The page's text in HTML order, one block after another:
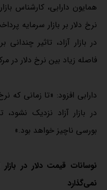
همایون دارابی، کارشناس
نرخ دلار بر بازار سرمایه
در بازار آزاد، تاثیر
فاصله زیاد بین نرخ دلار در
دارابی افزود: «تا زمانی که
در بازار آزاد نزدیک
بورسی ناچیز خواهد بود.»
نوسانات قیمت دلار در
نمی‌گذارد